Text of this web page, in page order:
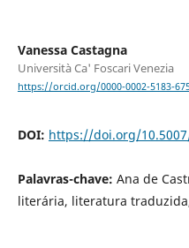
Vanessa Castagna
Università Ca' Foscari Venezia
https://orcid.org/0000-0002-5183-
DOI: https://doi.org/
Palavras-chave: Ana de
literária, literatura